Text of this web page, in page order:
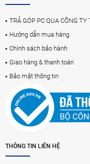
TRẢ GÓP PC QUA CÔNG TY
Hướng dẫn mua hàng
Chính sách bảo hành
Giao hàng & thanh toán
Bảo mật thông tin
THÔNG TIN LIÊN HỆ